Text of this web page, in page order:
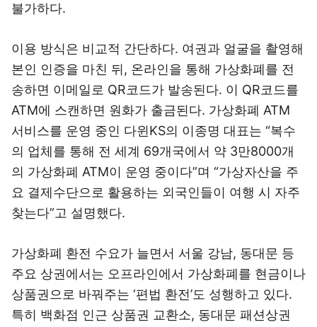
불가하다.
이용 방식은 비교적 간단하다. 여권과 얼굴을 촬영해
본인 인증을 마친 뒤, 온라인을 통해 가상화폐를 전
송하면 이메일로 QR코드가 발송된다. 이 QR코드를
ATM에 스캔하면 원화가 출금된다. 가상화폐 ATM
서비스를 운영 중인 다윈KS의 이종명 대표는 “복수
의 업체를 통해 전 세계 69개국에서 약 3만8000개
의 가상화폐 ATM이 운영 중이다”며 “가상자산을 주
요 결제수단으로 활용하는 외국인들이 여행 시 자주
찾는다”고 설명했다.
가상화폐 환전 수요가 늘면서 서울 강남, 동대문 등
주요 상권에서는 오프라인에서 가상화폐를 현금이나
상품권으로 바꿔주는 ‘편법 환전’도 성행하고 있다.
특히 백화점 인근 상품권 교환소, 동대문 패션상권